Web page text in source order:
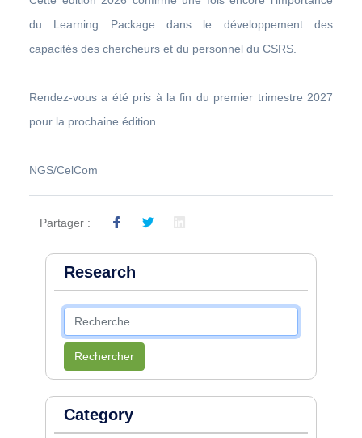
du Learning Package dans le développement des
capacités des chercheurs et du personnel du CSRS.
Rendez-vous a été pris à la fin du premier trimestre 2027
pour la prochaine édition.
NGS/CelCom
Partager :
Research
Rechercher
Category